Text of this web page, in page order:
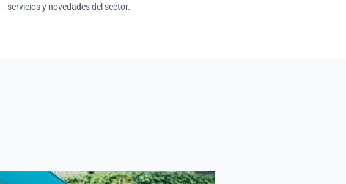
servicios y novedades del sector.